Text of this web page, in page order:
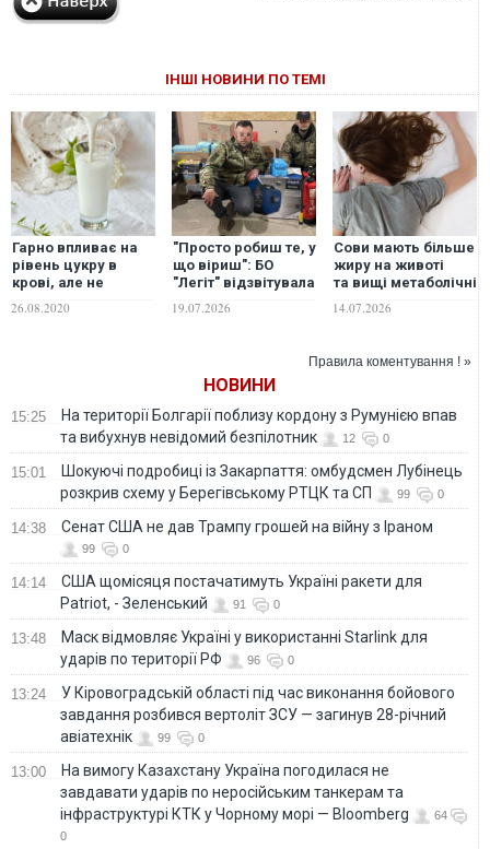
ІНШІ НОВИНИ ПО ТЕМІ
Гарно впливає на
рівень цукру в
крові, але не
годиться для
схуднення: що
26.08.2020
"Просто робиш те, у
що віриш": БО
"Легіт" відзвітувала
про масштабну
допомогу
пораненим та дітям
19.07.2026
Сови мають більше
жиру на животі
та вищі метаболічні
ризики –
дослідження
14.07.2026
Правила коментування ! »
НОВИНИ
15:25
На території Болгарії поблизу кордону з Румунією впав
та вибухнув невідомий безпілотник
12 0
15:01
Шокуючі подробиці із Закарпаття: омбудсмен Лубінець
розкрив схему у Берегівському РТЦК та СП
99 0
14:38 Сенат США не дав Трампу грошей на війну з Іраном
99 0
14:14
США щомісяця постачатимуть Україні ракети для
Patriot, - Зеленський
91 0
13:48
Маск відмовляє Україні у використанні Starlink для
ударів по території РФ
96 0
13:24
У Кіровоградській області під час виконання бойового
завдання розбився вертоліт ЗСУ — загинув 28-річний
авіатехнік
99 0
13:00
На вимогу Казахстану Україна погодилася не
завдавати ударів по неросійським танкерам та
інфраструктурі КТК у Чорному морі — Bloomberg
64
0